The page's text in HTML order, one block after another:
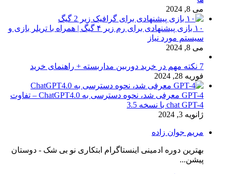
می 8, 2024
۱۰ بازی پیشنهادی برای رم زیر ۴ گیگ | همراه با تریلر بازی و
سیستم مورد نیاز
می 8, 2024
7 نکته مهم در خرید دوربین مداربسته + راهنمای خرید
فوریه 28, 2024
GPT-4 معرفی شد، نحوه دسترسی به ChatGPT4.0 – تفاوت
chat GPT-4 با نسخه 3.5
ژانویه 3, 2024
مریم جوان زاده
بهترین دوره ادمینی اینستاگرام ابتکاری نو بی شک - دوستان
پیشن...